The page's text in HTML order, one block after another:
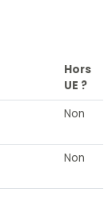
Hors
UE ?
Non
Non